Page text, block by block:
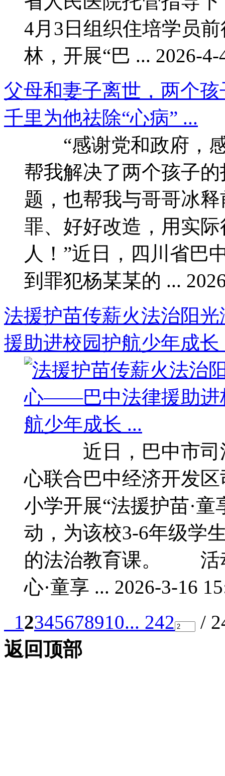
4月3日组织住培学员
林，开展“巴 ... 2026-4-
父母和妻子离世，两个
千里为他祛除“心病” ...
“感谢党和政府，感
帮我解决了两个孩子
题，也帮我与哥哥冰
罪、好好改造，用实
人！”近日，四川省巴
到罪犯杨某某的 ...
法援护苗传薪火法治阳
援助进校园护航少年成长
近日，巴中市司法
心联合巴中经济开发
小学开展“法援护苗·
动，为该校3-6年级学
的法治教育课。 活
心·童享 ... 2026-3-16
12345678910... 242
/
返回顶部